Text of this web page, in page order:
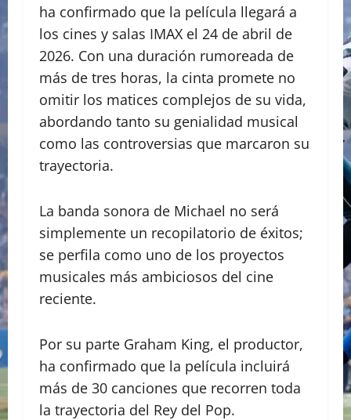
ha confirmado que la película llegará a
los cines y salas IMAX el 24 de abril de
2026. Con una duración rumoreada de
más de tres horas, la cinta promete no
omitir los matices complejos de su vida,
abordando tanto su genialidad musical
como las controversias que marcaron su
trayectoria.
La banda sonora de Michael no será
simplemente un recopilatorio de éxitos;
se perfila como uno de los proyectos
musicales más ambiciosos del cine
reciente.
Por su parte Graham King, el productor,
ha confirmado que la película incluirá
más de 30 canciones que recorren toda
la trayectoria del Rey del Pop.